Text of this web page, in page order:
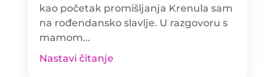
kao početak promišljanja Krenula sam
na rođendansko slavlje. U razgovoru s
mamom...
Nastavi čitanje